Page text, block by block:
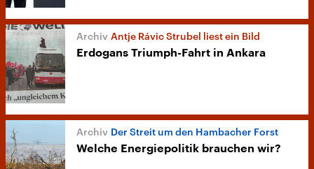
Antje Rávic Strubel liest ein Bild
Erdogans Triumph-Fahrt in Ankara
Der Streit um den Hambacher Forst
Welche Energiepolitik brauchen wir?